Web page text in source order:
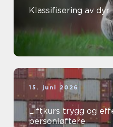
Klassifisering av dyr
15. juni 2026
Liftkurs trygg og effektiv bruk av
personløftere